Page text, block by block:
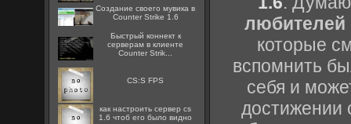
Создание своего мувика в
Counter Strike 1.6
Быстрый коннект к
серверам в клиенте
Counter Strik...
CS:S FPS
как настроить сервер cs
1.6 чтоб его было видно
любителей
которые
вспомнить
себя и
достижении